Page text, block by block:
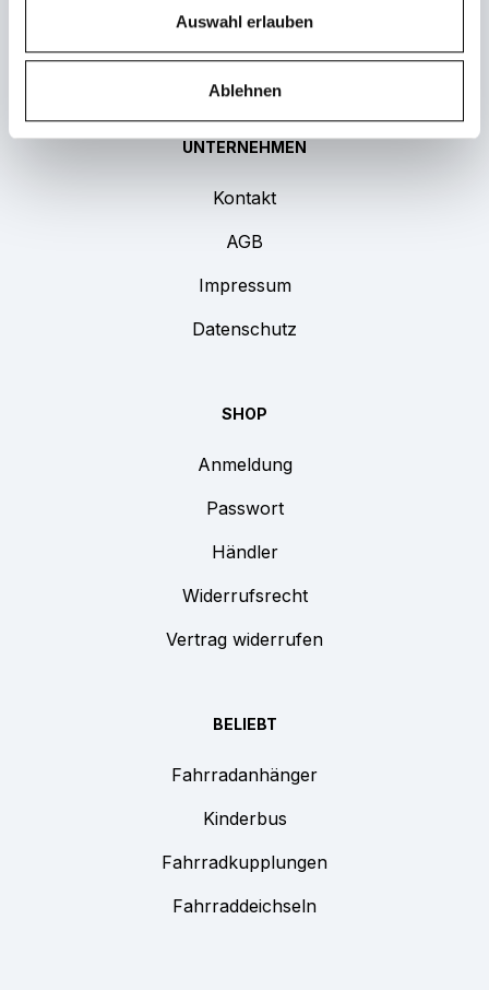
Auswahl erlauben
Ablehnen
Jetzt anfragen
FAQ
UNTERNEHMEN
Kontakt
AGB
Impressum
Datenschutz
SHOP
Anmeldung
Passwort
Händler
Widerrufsrecht
Vertrag widerrufen
BELIEBT
Fahrradanhänger
Kinderbus
Fahrradkupplungen
Fahrraddeichseln